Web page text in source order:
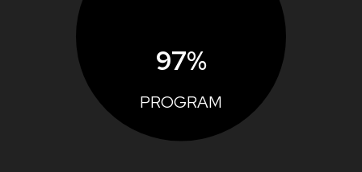
97%
PROGRAM